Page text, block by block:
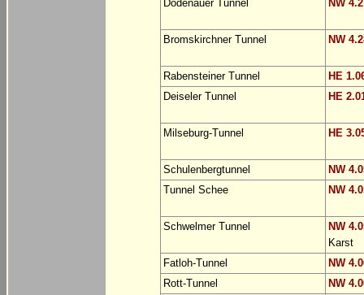
Dodenauer Tunnel
NW
Bromskirchner Tunnel NW
Rabensteiner Tunnel
HE
Deiseler Tunnel
HE
Milseburg-Tunnel HE
Schulenbergtunnel
NW
Tunnel Schee
NW
Schwelmer Tunnel
NW
Karst
Fatloh-Tunnel
NW
Rott-Tunnel
NW